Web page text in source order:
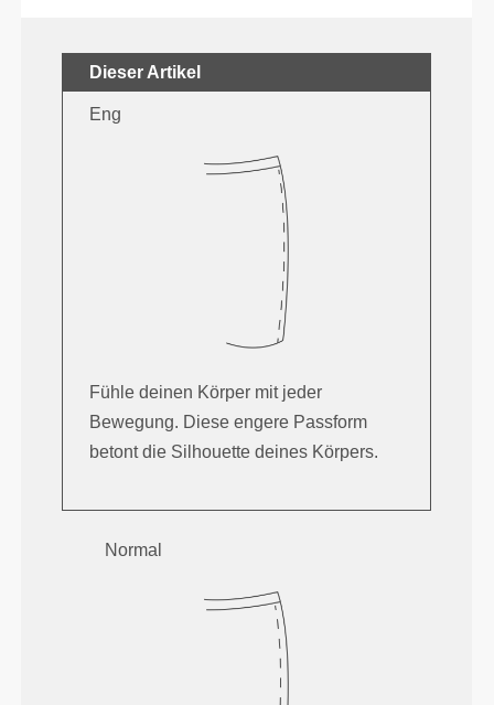
Dieser Artikel
Eng
Fühle deinen Körper mit jeder
Bewegung. Diese engere Passform
betont die Silhouette deines Körpers.
Normal